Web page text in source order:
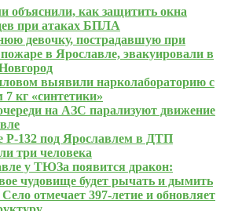
объяснили, как защитить окна
при атаках БПЛА
девочку, пострадавшую при
в Ярославле, эвакуировали в
выявили нарколабораторию с
7 кг «синтетики»
на АЗС парализуют движение
Р-132 под Ярославлем в ДТП
три человека
у ТЮЗа появится дракон:
чудовище будет рычать и дымить
отмечает 397-летие и обновляет